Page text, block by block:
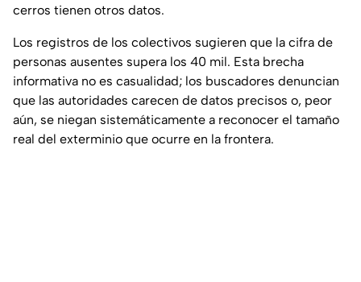
cerros tienen otros datos.
Los registros de los colectivos sugieren que la cifra de
personas ausentes supera los 40 mil. Esta brecha
informativa no es casualidad; los buscadores denuncian
que las autoridades carecen de datos precisos o, peor
aún, se niegan sistemáticamente a reconocer el tamaño
real del exterminio que ocurre en la frontera.